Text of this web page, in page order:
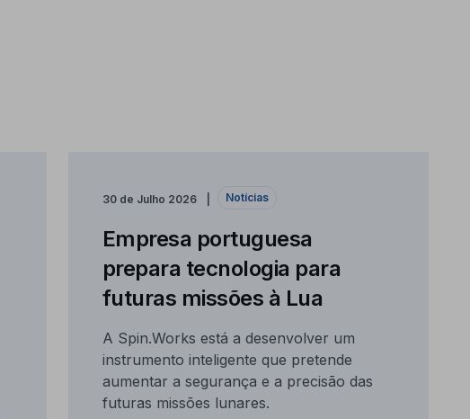
30 de Julho 2026 Notícias
Empresa portuguesa
prepara tecnologia para
futuras missões à Lua
A Spin.Works está a desenvolver um
instrumento inteligente que pretende
aumentar a segurança e a precisão das
futuras missões lunares.